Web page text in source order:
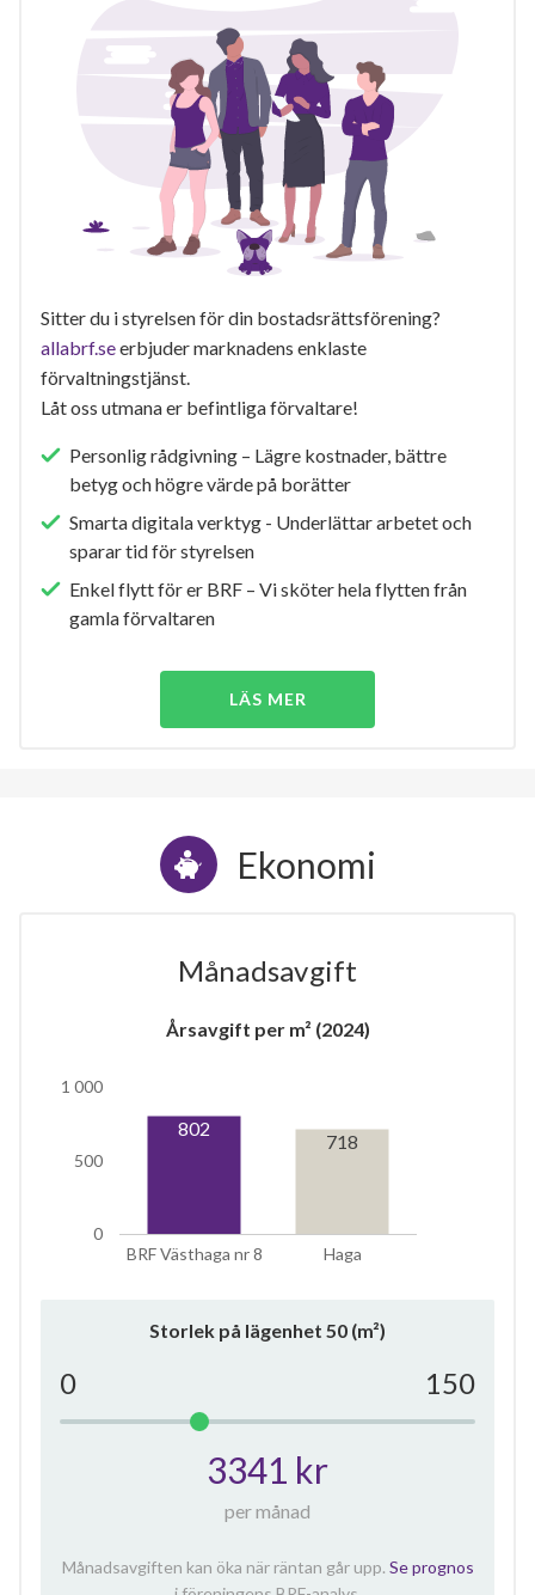
Sitter du i styrelsen för din bostadsrättsförening?
allabrf.seerbjuder marknadens enklaste
förvaltningstjänst.
Låt oss utmana er befintliga förvaltare!
Personlig rådgivning – Lägre kostnader, bättre
betyg och högre värde på borätter
Smarta digitala verktyg - Underlättar arbetet och
sparar tid för styrelsen
Enkel flytt för er BRF – Vi sköter hela flytten från
gamla förvaltaren
LÄS MER
Ekonomi
Månadsavgift
Årsavgift per m² (2024)
BRF Västhaga nr 8 Haga
0
500
1 000
802
718
Storlek på lägenhet 50 (m²)
0 150
3341 kr
per månad
Månadsavgiften kan öka när räntan går upp. Se prognos